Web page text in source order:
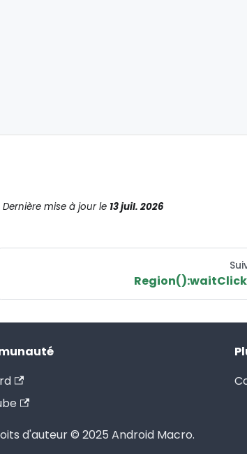
Dernière mise à jourle 13 juil. 2026
d'auteur © 2025 Android Macro.